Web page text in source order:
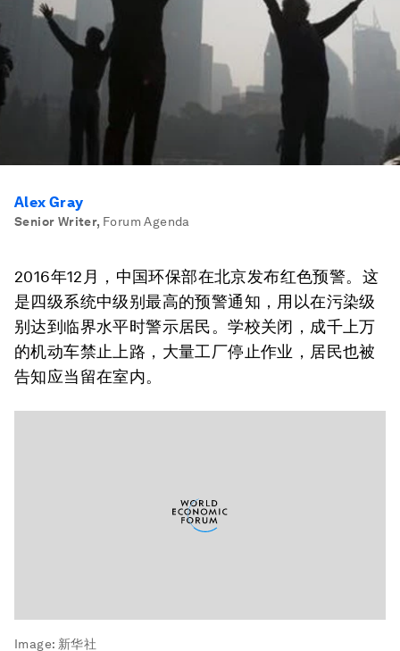
Alex Gray
Senior Writer, Forum Agenda
2016年12月，中国环保部在北京发布红色预警。这
是四级系统中级别最高的预警通知，用以在污染级
别达到临界水平时警示居民。学校关闭，成千上万
的机动车禁止上路，大量工厂停止作业，居民也被
告知应当留在室内。
Image: 新华社